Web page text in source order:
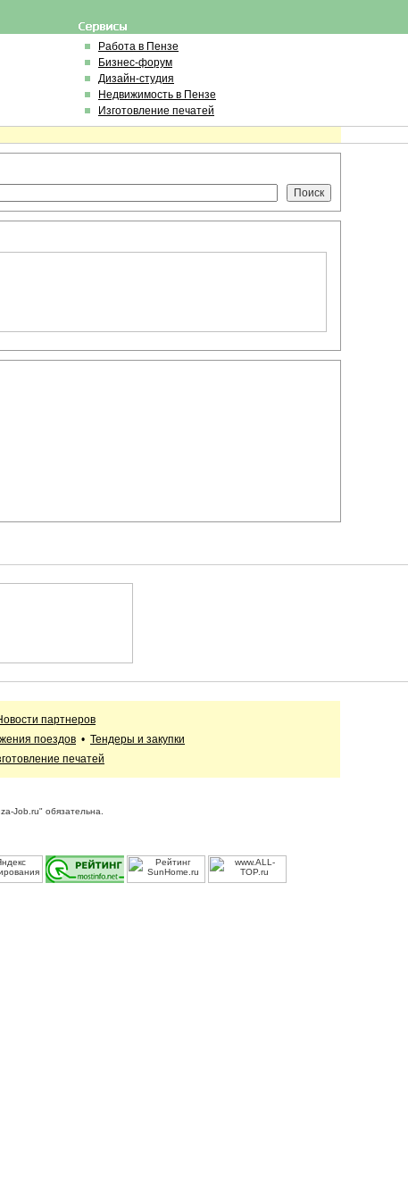
Работа в Пензе
Бизнес-форум
Дизайн-студия
Недвижимость в Пензе
Изготовление печатей
партнеров
поездов • Тендеры и закупки
печатей
Job.ru" обязательна.